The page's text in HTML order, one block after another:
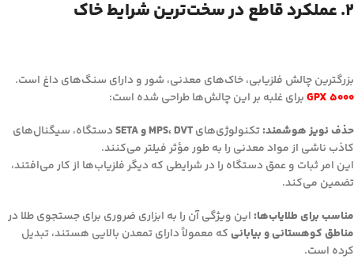
۲. عملکرد قاطع در سخت‌ترین شرایط خاک
بزرگترین چالش فلزیابی، خاک‌های معدنی، شور و دارای سنگ‌های داغ است.
GPX 5000برای غلبه بر این چالش‌ها طراحی شده است:
حذف نویز هوشمند:تکنولوژی‌هایMPS، DVT و SETA
دستگاه، سیگنال‌های
کاذب ناشی از مواد معدنی را به طور مؤثر فیلتر می‌کنند.
این امر ثبات و عمق دستگاه را در شرایطی که دیگر فلزیاب‌ها از کار می‌افتند،
تضمین می‌کند.
مناسب برای طلایاب‌ها: این ویژگی آن را به ابزاری ضروری برای جستجوی طلا در
مناطق کوهستانی و بیابانیکه معمولاً دارای تمعدن بالایی هستند، تبدیل
کرده است.